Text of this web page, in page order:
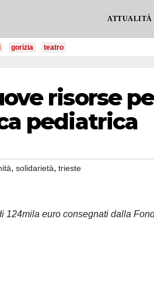
ATTUALITÀ
gorizia teatro
risorse
pediatrica
, solidarietà, trieste
euro consegnati dalla